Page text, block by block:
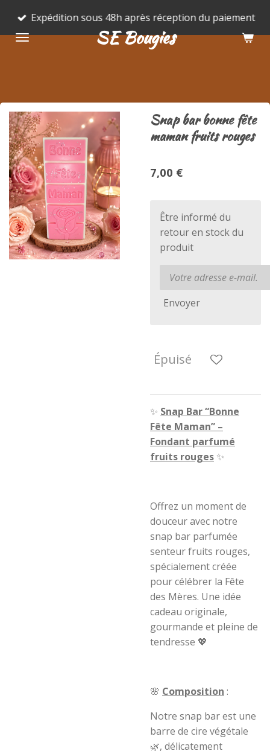
Passer
contenu
SE Bougies
Expédition sous 48h après réception du paiement
Snap bar bonne fête
maman fruits rouges
7,00 €
Être informé du
retour en stock du
produit
Envoyer
Épuisé
✨ Snap Bar “Bonne
Fête Maman” –
Fondant parfumé
fruits rouges✨
Offrez un moment de
douceur avec notre
snap bar parfumée
senteur fruits rouges,
spécialement créée
pour célébrer la Fête
des Mères. Une idée
cadeau originale,
gourmande et pleine de
tendresse 💖
🌸 Composition :
Notre snap bar est une
barre de cire végétale
🌿, délicatement